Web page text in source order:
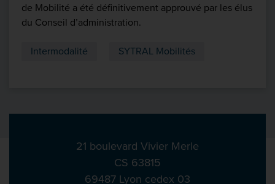
de Mobilité a été définitivement approuvé par les élus
du Conseil d’administration.
Intermodalité SYTRAL Mobilités
21 boulevard Vivier Merle
CS 63815
69487 Lyon cedex 03